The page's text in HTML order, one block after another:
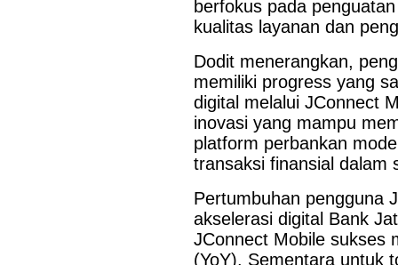
Bank Jatim dan PCI Muslimat NU Hong Kong
Layanan Remitansi bagi PMI
HONG KONG, KORANRAKYAT.COM24 Juli 2026. PT
Tbk (Bank Jatim) terus memperkuat komitmennya dalam
keuangan bagi Pekerja Migran Indonesia (PMI). Komitmen
penandatanganan Perjanjian Kerja Sama (PKS) antara...
berfokus pada
kualitas layanan dan
Dodit menerangkan,
memiliki progress yang
digital melalui JConnect
inovasi yang mampu
platform perbankan
transaksi finansial dalam
Pertumbuhan pengguna
akselerasi digital Bank
JConnect Mobile sukses
(YoY). Sementara untuk